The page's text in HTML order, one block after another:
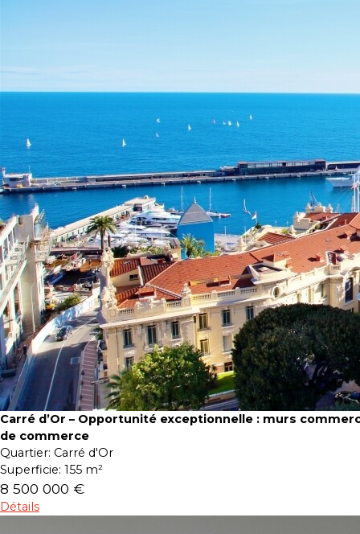
Carré d’Or – Opportunité exceptionnelle : murs
de commerce
Quartier: Carré d'Or
Superficie: 155 m²
8 500 000 €
Détails